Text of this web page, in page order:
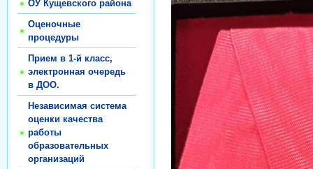
ОУ Кущевского района
Оценочные
процедуры
Прием в 1-й класс,
электронная очередь
в ДОО.
Независимая система
оценки качества
работы
образовательных
организаций